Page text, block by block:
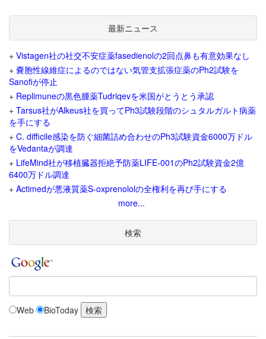
最新ニュース
+ Vistagen社の社交不安症薬fasedienolの2回点鼻も有意効果なし
+ 嚢胞性線維症によるのではない気管支拡張症薬のPh2試験を
Sanofiが停止
+ Replimuneの黒色腫薬Tudriqevを米国がとうとう承認
+ Tarsus社がAlkeus社を買ってPh3試験段階のシュタルガルト病薬
を手にする
+ C. difficile感染を防ぐ細菌詰め合わせのPh3試験資金6000万ドル
をVedantaが調達
+ LifeMind社が移植臓器拒絶予防薬LIFE-001のPh2試験資金2億
6400万ドル調達
+ Actimedが悪液質薬S-oxprenololの全権利を再び手にする
more...
検索
Web BioToday